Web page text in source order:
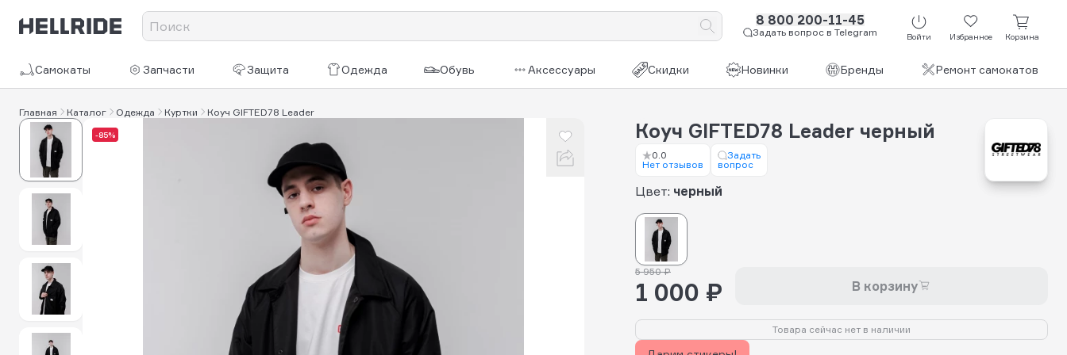
8 800 200-11-45
Задать вопрос в Telegram Войти Избранное Корзина
Самокаты Запчасти Защита Одежда Обувь Аксессуары Скидки Новинки Бренды Ремонт самокатов
Главная Каталог Одежда Куртки Коуч GIFTED78 Leader
-85% Коуч GIFTED78 Leader черный
0.0
Нет отзывов
Задать
вопрос
Цвет: черный
5 950 ₽
1 000 ₽ В корзину
Товара сейчас нет в наличии